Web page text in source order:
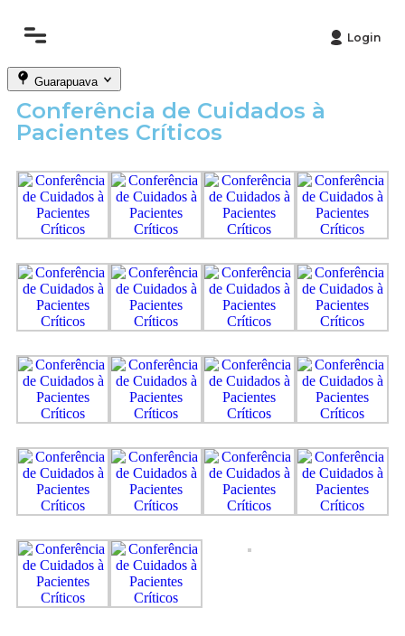
Login
Guarapuava
Conferência de Cuidados à
Pacientes Críticos